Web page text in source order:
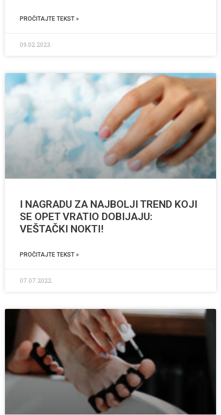
PROČITAJTE TEKST »
09.02.2023.
I NAGRADU ZA NAJBOLJI TREND KOJI
SE OPET VRATIO DOBIJAJU:
VEŠTAČKI NOKTI!
PROČITAJTE TEKST »
07.07.2022.